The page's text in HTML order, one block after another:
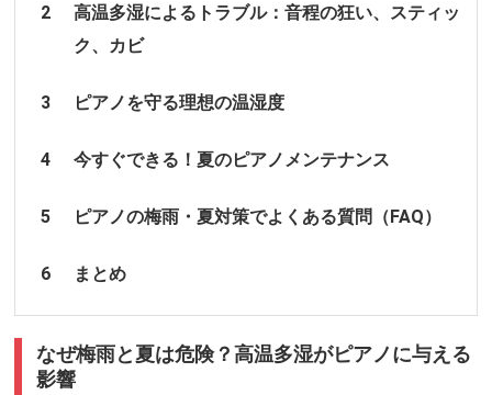
2
高温多湿によるトラブル：音程の狂い、スティッ
ク、カビ
3 ピアノを守る理想の温湿度
4 今すぐできる！夏のピアノメンテナンス
5 ピアノの梅雨・夏対策でよくある質問（FAQ）
6 まとめ
なぜ梅雨と夏は危険？高温多湿がピアノに与える
影響